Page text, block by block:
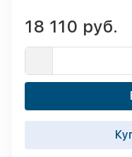
18 110 руб.